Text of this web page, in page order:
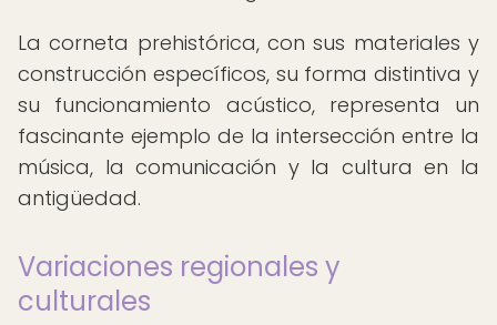
La corneta prehistórica, con sus materiales y
construcción específicos, su forma distintiva y
su funcionamiento acústico, representa un
fascinante ejemplo de la intersección entre la
música, la comunicación y la cultura en la
antigüedad.
Variaciones regionales y
culturales